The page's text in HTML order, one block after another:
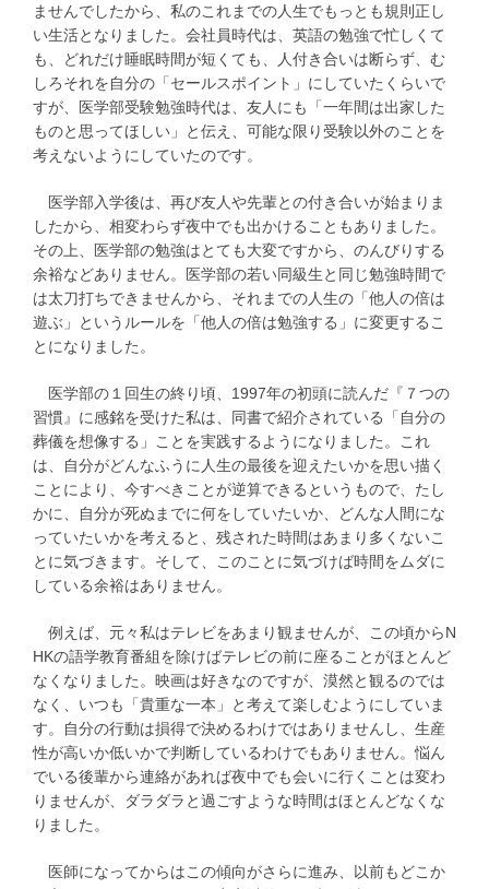
ませんでしたから、私のこれまでの人生でもっとも規則正し
い生活となりました。会社員時代は、英語の勉強で忙しくて
も、どれだけ睡眠時間が短くても、人付き合いは断らず、む
しろそれを自分の「セールスポイント」にしていたくらいで
すが、医学部受験勉強時代は、友人にも「一年間は出家した
ものと思ってほしい」と伝え、可能な限り受験以外のことを
考えないようにしていたのです。
医学部入学後は、再び友人や先輩との付き合いが始まりま
したから、相変わらず夜中でも出かけることもありました。
その上、医学部の勉強はとても大変ですから、のんびりする
余裕などありません。医学部の若い同級生と同じ勉強時間で
は太刀打ちできませんから、それまでの人生の「他人の倍は
遊ぶ」というルールを「他人の倍は勉強する」に変更するこ
とになりました。
医学部の１回生の終り頃、1997年の初頭に読んだ『７つの
習慣』に感銘を受けた私は、同書で紹介されている「自分の
葬儀を想像する」ことを実践するようになりました。これ
は、自分がどんなふうに人生の最後を迎えたいかを思い描く
ことにより、今すべきことが逆算できるというもので、たし
かに、自分が死ぬまでに何をしていたいか、どんな人間にな
っていたいかを考えると、残された時間はあまり多くないこ
とに気づきます。そして、このことに気づけば時間をムダに
している余裕はありません。
例えば、元々私はテレビをあまり観ませんが、この頃からN
HKの語学教育番組を除けばテレビの前に座ることがほとんど
なくなりました。映画は好きなのですが、漠然と観るのでは
なく、いつも「貴重な一本」と考えて楽しむようにしていま
す。自分の行動は損得で決めるわけではありませんし、生産
性が高いか低いかで判断しているわけでもありません。悩ん
でいる後輩から連絡があれば夜中でも会いに行くことは変わ
りませんが、ダラダラと過ごすような時間はほとんどなくな
りました。
医師になってからはこの傾向がさらに進み、以前もどこか